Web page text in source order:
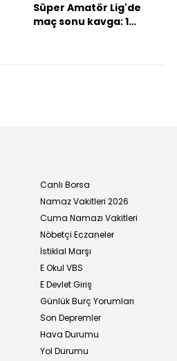
Süper Amatör Lig'de
maç sonu kavga: 1
Canlı Borsa
Namaz Vakitleri 2026
Cuma Namazı Vakitleri
Nöbetçi Eczaneler
İstiklal Marşı
E Okul VBS
E Devlet Giriş
Günlük Burç Yorumları
Son Depremler
Hava Durumu
Yol Durumu